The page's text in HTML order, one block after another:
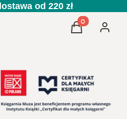
od 220 zł
Produkty w
Koszyk